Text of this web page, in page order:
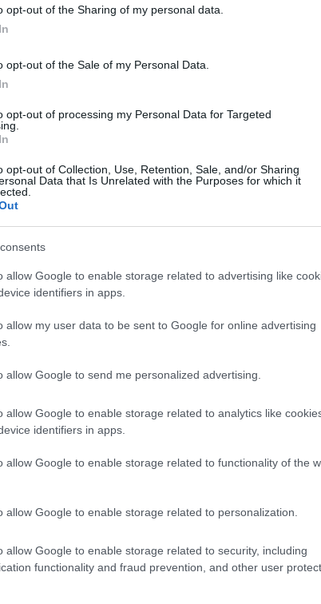
opt-out of the Sharing of my personal data.
opt-out of the Sale of my Personal Data.
opt-out of processing my Personal Data for Targeted
opt-out of Collection, Use, Retention, Sale, and/or Sharing
Data that Is Unrelated with the Purposes for which it
allow Google to enable storage related to advertising like
identifiers in apps.
allow my user data to be sent to Google for online advertising
allow Google to send me personalized advertising.
allow Google to enable storage related to analytics like
identifiers in apps.
allow Google to enable storage related to functionality of the
allow Google to enable storage related to personalization.
allow Google to enable storage related to security, including
functionality and fraud prevention, and other user
forrásként a Google Keresőben!
azt vizsgálták, hogy mit gondolnak a házasságról a
közülük azokat, akik frigyre lépnének. A válaszokból
külső szempontokat vesz figyelembe: a párok az állami
(38%) és a család, barátok elvárása (29%) miatt
(70%) a házasságot egyáltalán nem tervezők köréből
boldogan élni. Nagyobb arányban gondolják ezt a
tervezők 40 százaléka is ezt vallja. A megkérdezettek
nem változtat. A kutatásban résztvevők harmada,
(tavaly emelkedett a házasságkötések száma 3
évi értéket. Ennél több házasságot utoljára 1986-ban
párok 7 százaléka számol Babaváró Kölcsön
mindkettővel. Akik már felvették valamelyiket, azok is
5%) és a már házasok ugyan kevesebben, de hasonló